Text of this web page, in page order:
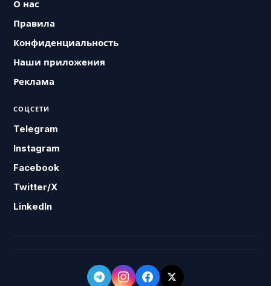
О нас
Правила
Конфиденциальность
Наши приложения
Реклама
СОЦСЕТИ
Telegram
Instagram
Facebook
Twitter/X
LinkedIn